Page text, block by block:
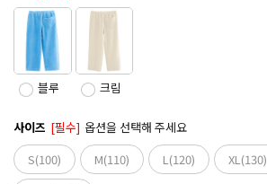
블루 크림
사이즈 [필수] 옵션을 선택해 주세요
S(100)
M(110) L(120) XL(130)